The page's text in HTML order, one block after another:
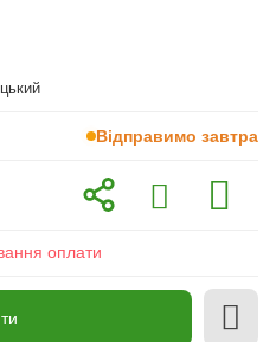
Відправимо завтра
оплати